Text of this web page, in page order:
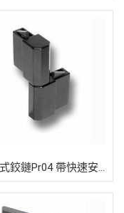
外露式鉸鏈Pr04 帶快速安裝裝置180